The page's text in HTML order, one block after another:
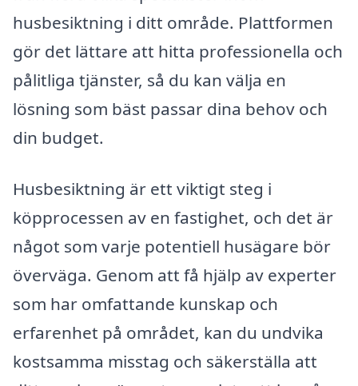
husbesiktning i ditt område. Plattformen
gör det lättare att hitta professionella och
pålitliga tjänster, så du kan välja en
lösning som bäst passar dina behov och
din budget.
Husbesiktning är ett viktigt steg i
köpprocessen av en fastighet, och det är
något som varje potentiell husägare bör
överväga. Genom att få hjälp av experter
som har omfattande kunskap och
erfarenhet på området, kan du undvika
kostsamma misstag och säkerställa att